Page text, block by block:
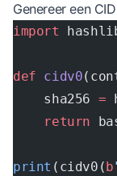
Genereer een
import
def cidv0
    sha256
=
    return
print (cidv0(b